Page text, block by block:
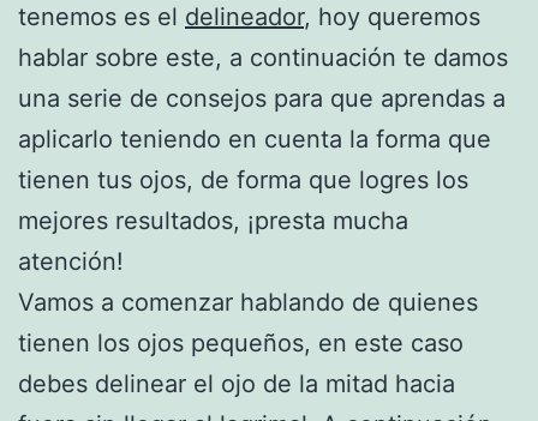
tenemos es el delineador, hoy queremos
hablar sobre este, a continuación te damos
una serie de consejos para que aprendas a
aplicarlo teniendo en cuenta la forma que
tienen tus ojos, de forma que logres los
mejores resultados, ¡presta mucha
atención!
Vamos a comenzar hablando de quienes
tienen los ojos pequeños, en este caso
debes delinear el ojo de la mitad hacia